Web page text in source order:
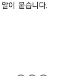
이 붙습니다.